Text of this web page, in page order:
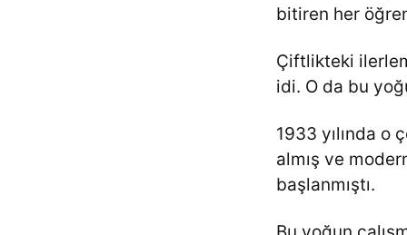
bitiren her
Çiftlikteki
idi. O da bu
1933 yılında o
almış ve
başlanmıştı.